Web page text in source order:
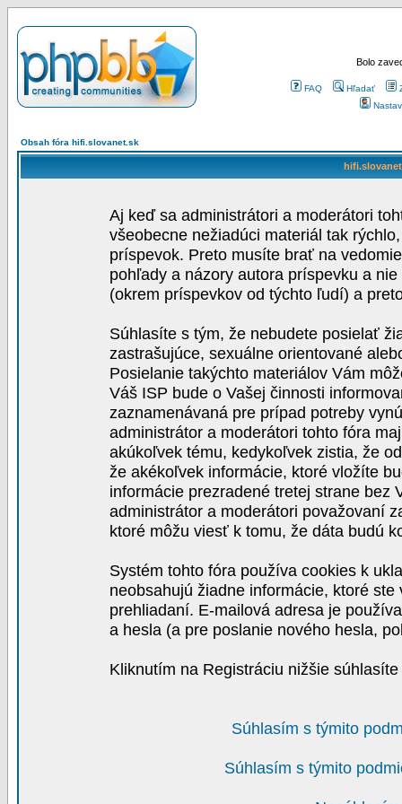
Bolo
FAQ Hľadať
Obsah fóra hifi.slovanet.sk
Aj keď sa administrátori a moderátori
všeobecne nežiadúci materiál tak
príspevok. Preto musíte brať na
pohľady a názory autora príspevku a
(okrem príspevkov od týchto ľudí) a
Súhlasíte s tým, že nebudete posielať
zastrašujúce, sexuálne orientované
Posielanie takýchto materiálov Vám
Váš ISP bude o Vašej činnosti
zaznamenávaná pre prípad potreby
administrátor a moderátori tohto fóra
akúkoľvek tému, kedykoľvek zistia, že
že akékoľvek informácie, ktoré vložíte
informácie prezradené tretej strane bez
administrátor a moderátori považovaní
ktoré môžu viesť k tomu, že dáta budú
Systém tohto fóra používa cookies k
neobsahujú žiadne informácie, ktoré
prehliadaní. E-mailová adresa je
a hesla (a pre poslanie nového hesla,
Kliknutím na Registráciu nižšie
Súhlasím s týmito
Súhlasím s týmito